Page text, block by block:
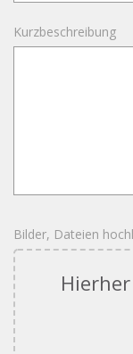
Kurzbeschreibung
Bilder, Dateien